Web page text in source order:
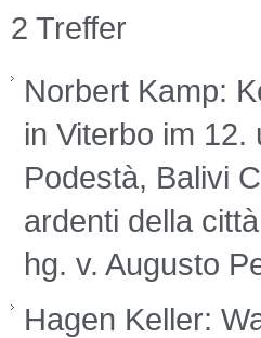
2 Treffer
Norbert Kamp:
in Viterbo im
Podestà, Balivi
ardenti della
hg. v. Augusto
Hagen Keller: